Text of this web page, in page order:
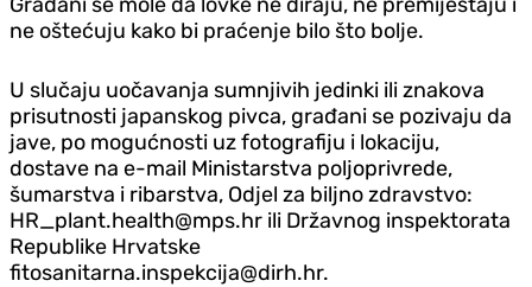
ne oštećuju kako bi praćenje bilo što bolje.
U slučaju uočavanja sumnjivih jedinki ili znakova
prisutnosti japanskog pivca, građani se pozivaju da
jave, po mogućnosti uz fotografiju i lokaciju,
dostave na e-mail Ministarstva poljoprivrede,
šumarstva i ribarstva, Od‌jel za biljno zdravstvo:
HR_plant.health@mps.hr ili Državnog inspektorata
Republike Hrvatske
fitosanitarna.inspekcija@dirh.hr.